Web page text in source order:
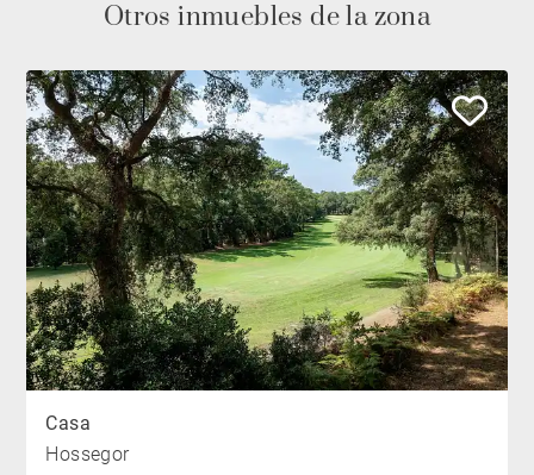
Otros inmuebles de la zona
Casa
Hossegor